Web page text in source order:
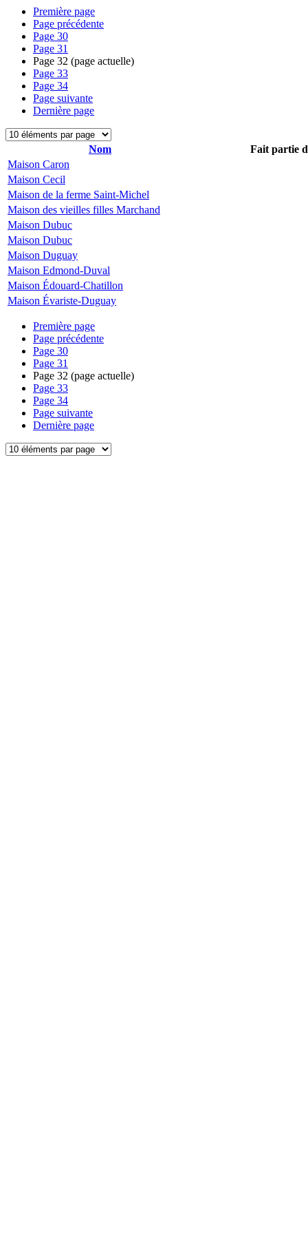
Première page
Page précédente
Page 30
Page 31
Page 32 (page actuelle)
Page 33
Page 34
Page suivante
Dernière page
Nom
Fait partie
Maison Caron
Maison Cecil
Maison de la ferme Saint-Michel
Maison des vieilles filles Marchand
Maison Dubuc
Maison Dubuc
Maison Duguay
Maison Edmond-Duval
Maison Édouard-Chatillon
Maison Évariste-Duguay
Première page
Page précédente
Page 30
Page 31
Page 32 (page actuelle)
Page 33
Page 34
Page suivante
Dernière page